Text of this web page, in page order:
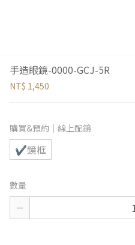
手造眼鏡-0000-GCJ-5R
NT$ 1,450
購買&預約｜線上配鏡
✔鏡框
數量